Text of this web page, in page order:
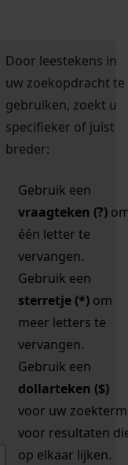
Door leestekens in
uw zoekopdracht te
gebruiken, zoekt u
specifieker of juist
breder:
Gebruik een
vraagteken (?)
één letter te
vervangen.
Gebruik een
sterretje (*) om
meer letters te
vervangen.
Gebruik een
dollarteken ($)
voor uw zoekterm
voor resultaten
op elkaar lijken.